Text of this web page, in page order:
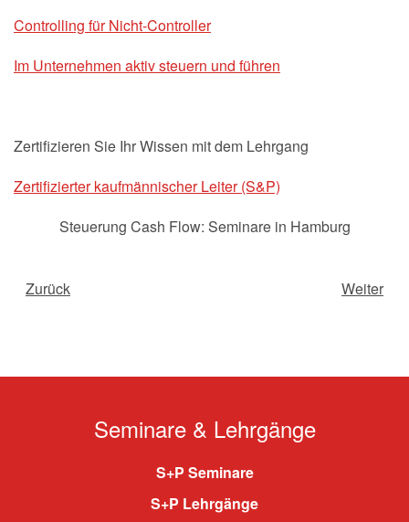
Controlling für Nicht-Controller
Im Unternehmen aktiv steuern und führen
Zertifizieren Sie Ihr Wissen mit dem Lehrgang
Zertifizierter kaufmännischer Leiter (S&P)
Steuerung Cash Flow: Seminare in Hamburg
Zurück Weiter
Seminare & Lehrgänge
S+P Seminare
S+P Lehrgänge